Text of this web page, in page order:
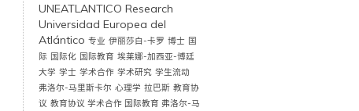
UNEATLANTICO Research
Universidad Europea del
Atlántico 专业 伊丽莎白-卡罗 博士 国
际 国际化 国际教育 埃莱娜-加西亚-博廷
大学 学士 学术合作 学术研究 学生流动
弗洛尔-马里斯卡尔 心理学 拉巴斯 教育协
议 教育协议 学术合作 国际教育 弗洛尔-马